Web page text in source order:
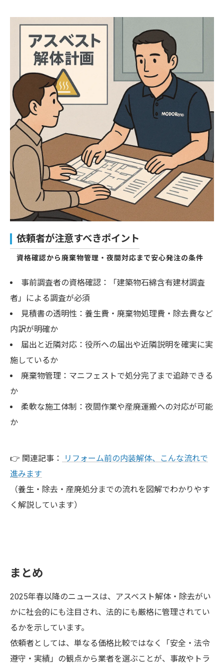
依頼者が注意すべきポイント
資格確認から廃棄物管理・夜間対応まで安心発注の条件
事前調査者の資格確認：「建築物石綿含有建材調査
者」による調査が必須
見積書の透明性：養生費・廃棄物処理費・除去費など
内訳が明確か
届出と近隣対応：役所への届出や近隣説明を確実に実
施しているか
廃棄物管理：マニフェストで処分完了まで追跡できる
か
柔軟な施工体制：夜間作業や産廃運搬への対応が可能
か
👉 関連記事：
リフォーム前の内装解体、こんな流れで
進みます
（養生・除去・産廃処分までの流れを図解でわかりやす
く解説しています）
まとめ
2025年春以降のニュースは、アスベスト解体・除去がい
かに社会的にも注目され、法的にも厳格に管理されてい
るかを示しています。
依頼者としては、単なる価格比較ではなく「安全・法令
遵守・実績」の観点から業者を選ぶことが、事故やトラ